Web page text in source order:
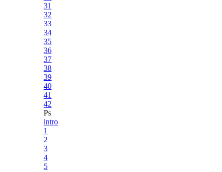
31
32
33
34
35
36
37
38
39
40
41
42
Ps
intro
1
2
3
4
5